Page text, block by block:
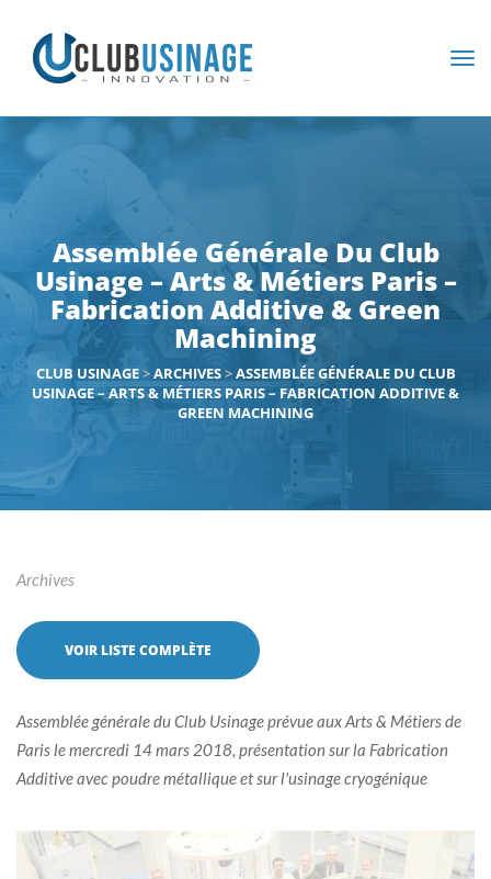
Assemblée Générale Du Club
Usinage – Arts & Métiers Paris –
Fabrication Additive & Green
Machining
CLUB USINAGE>ARCHIVES>ASSEMBLÉE GÉNÉRALE DU CLUB
USINAGE – ARTS & MÉTIERS PARIS – FABRICATION ADDITIVE &
GREEN MACHINING
Archives
VOIR LISTE COMPLÈTE
Assemblée générale du Club Usinage prévue aux Arts & Métiers de
Paris le mercredi 14 mars 2018, présentation sur la Fabrication
Additive avec poudre métallique et sur l'usinage cryogénique